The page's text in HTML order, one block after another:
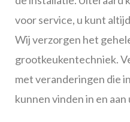
voor service, u kunt
Wij verzorgen het
grootkeukentechniek.
met veranderingen die
kunnen vinden in en aan